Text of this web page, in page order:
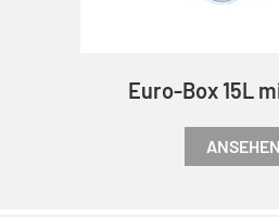
Euro-Box 15L
ANSEHEN